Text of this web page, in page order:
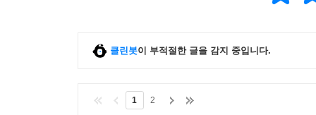
클린봇이 부적절한 글을 감지 중입니다.
1 2